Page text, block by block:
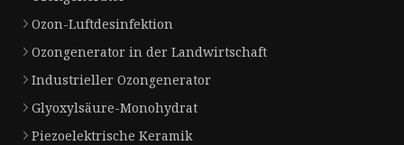
Ozon-Luftdesinfektion
Ozongenerator in der Landwirtschaft
Industrieller Ozongenerator
Glyoxylsäure-Monohydrat
Piezoelektrische Keramik